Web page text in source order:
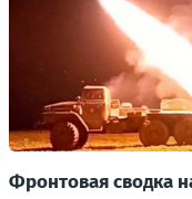
Фронтовая сводка